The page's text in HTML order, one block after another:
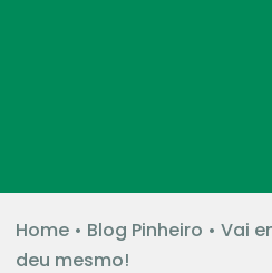
Home• Blog Pinheiro • Vai
deu mesmo!